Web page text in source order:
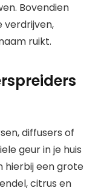
Bovendien
ruikt.
diffusers of
geur in je huis
hierbij een grote
citrus en